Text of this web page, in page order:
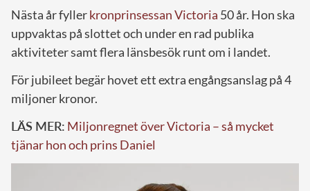
Nästa år fyllerkronprinsessan Victoria 50 år. Hon ska
uppvaktas på slottet och under en rad publika
aktiviteter samt flera länsbesök runt om i landet.
För jubileet begär hovet ett extra engångsanslag på 4
miljoner kronor.
LÄS MER: Miljonregnet över Victoria – så mycket
tjänar hon och prins Daniel